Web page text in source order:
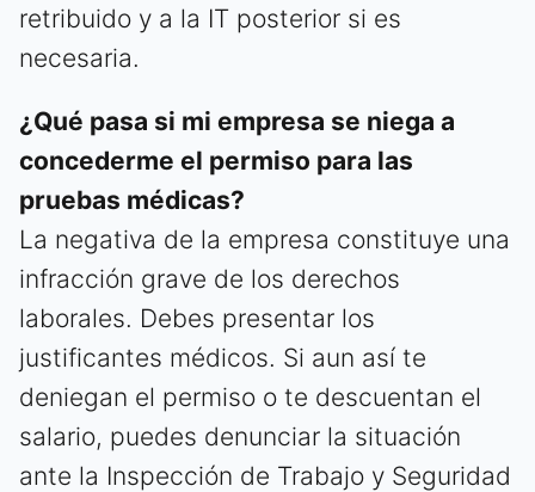
retribuido y a la IT posterior si es
necesaria.
¿Qué pasa si mi empresa se niega a
concederme el permiso para las
pruebas médicas?
La negativa de la empresa constituye una
infracción grave de los derechos
laborales. Debes presentar los
justificantes médicos. Si aun así te
deniegan el permiso o te descuentan el
salario, puedes denunciar la situación
ante la Inspección de Trabajo y Seguridad